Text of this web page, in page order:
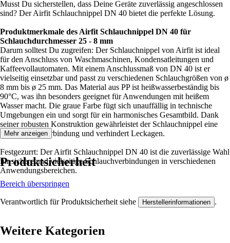
Musst Du sicherstellen, dass Deine Geräte zuverlässig angeschlossen
sind? Der Airfit Schlauchnippel DN 40 bietet die perfekte Lösung.
Produktmerkmale des Airfit Schlauchnippel DN 40 für
Schlauchdurchmesser 25 - 8 mm
Darum solltest Du zugreifen: Der Schlauchnippel von Airfit ist ideal
für den Anschluss von Waschmaschinen, Kondensatleitungen und
Kaffeevollautomaten. Mit einem Anschlussmaß von DN 40 ist er
vielseitig einsetzbar und passt zu verschiedenen Schlauchgrößen von ø
8 mm bis ø 25 mm. Das Material aus PP ist heißwasserbeständig bis
90°C, was ihn besonders geeignet für Anwendungen mit heißem
Wasser macht. Die graue Farbe fügt sich unauffällig in technische
Umgebungen ein und sorgt für ein harmonisches Gesamtbild. Dank
seiner robusten Konstruktion gewährleistet der Schlauchnippel eine
zuverlässige Verbindung und verhindert Leckagen.
Festgezurrt: Der Airfit Schlauchnippel DN 40 ist die zuverlässige Wahl
für sichere und vielseitige Schlauchverbindungen in verschiedenen
Anwendungsbereichen.
Mehr anzeigen
Produktsicherheit
Bereich überspringen
Verantwortlich für Produktsicherheit siehe Herstellerinformationen .
Weitere Kategorien